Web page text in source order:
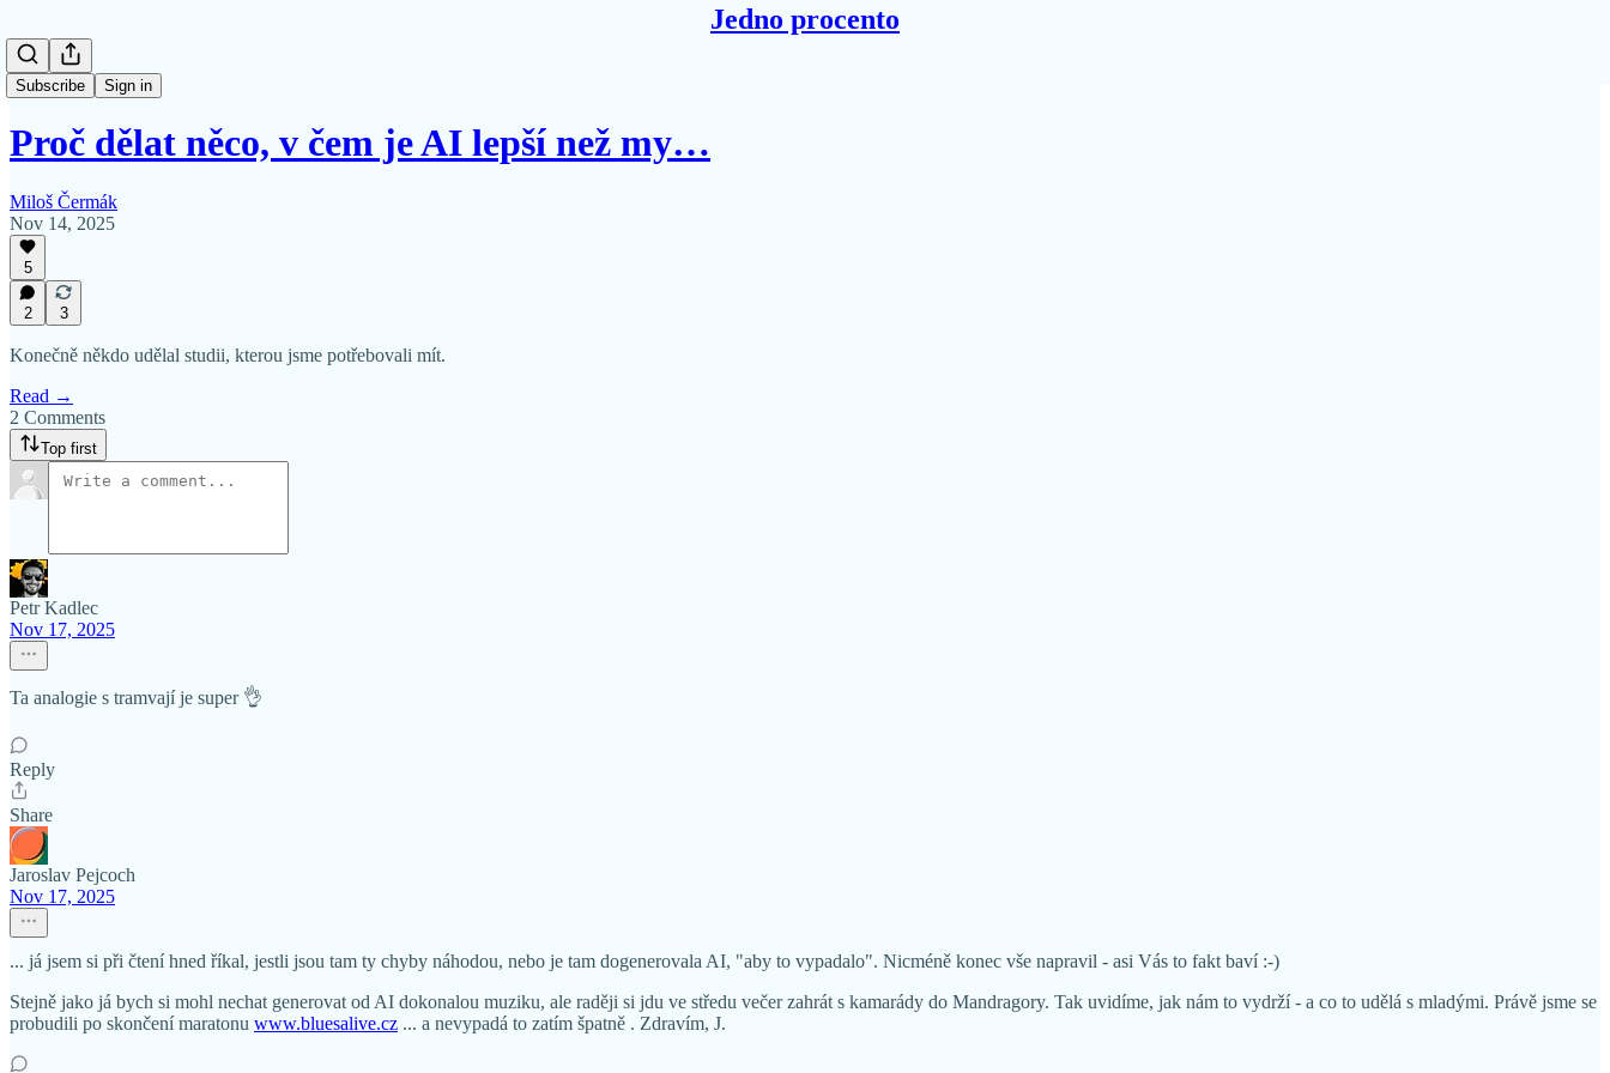
Jedno procento
Subscribe Sign in
Proč dělat něco, v čem je AI lepší než my…
Miloš Čermák
Nov 14, 2025
5
2 3
Konečně někdo udělal studii, kterou jsme potřebovali mít.
Read →
2 Comments
Top first
Petr Kadlec
Nov 17, 2025
Ta analogie s tramvají je super 👌
Reply
Share
Jaroslav Pejcoch
Nov 17, 2025
... já jsem si při čtení hned říkal, jestli jsou tam ty chyby náhodou, nebo je tam dogenerovala AI, "aby to vypadalo". Nicméně konec vše napravil - asi Vás to fakt baví :-)
Stejně jako já bych si mohl nechat generovat od AI dokonalou muziku, ale raději si jdu ve středu večer zahrát s kamarády do Mandragory. Tak uvidíme, jak nám to vydrží - a co to udělá s mladými. Právě jsme se
probudili po skončení maratonu www.bluesalive.cz ... a nevypadá to zatím špatně . Zdravím, J.